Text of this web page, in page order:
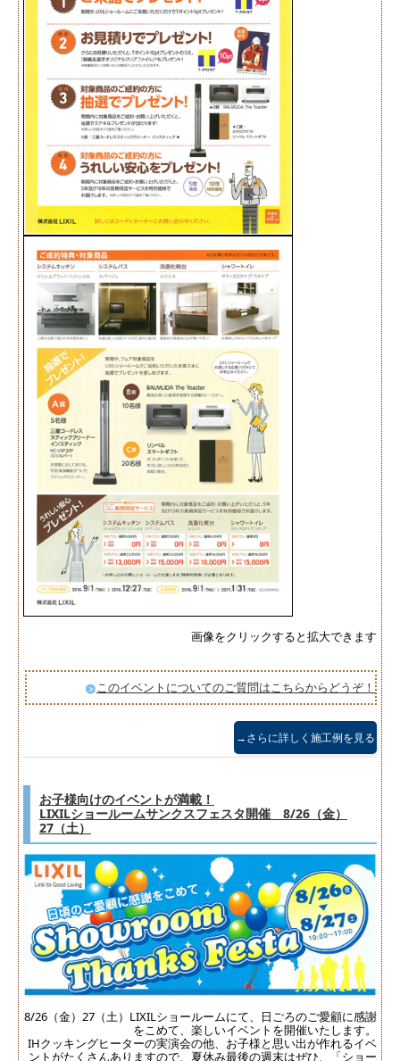
画像をクリックすると拡大できます
このイベントについてのご質問はこちらからどうぞ！
→さらに詳しく施工例を見る
お子様向けのイベントが満載！
LIXILショールームサンクスフェスタ開催 8/26（金）
27（土）
8/26（金）27（土）LIXILショールームにて、日ごろのご愛顧に感謝
をこめて、楽しいイベントを開催いたします。
IHクッキングヒーターの実演会の他、お子様と思い出が作れるイベ
ントがたくさんありますので、夏休み最後の週末はぜひ、「ショー